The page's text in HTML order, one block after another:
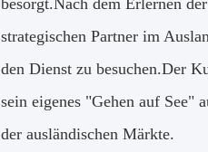
besorgt.Nach dem Erlernen
strategischen Partner im
den Dienst zu besuchen.Der
sein eigenes "Gehen auf See"
der ausländischen Märkte.